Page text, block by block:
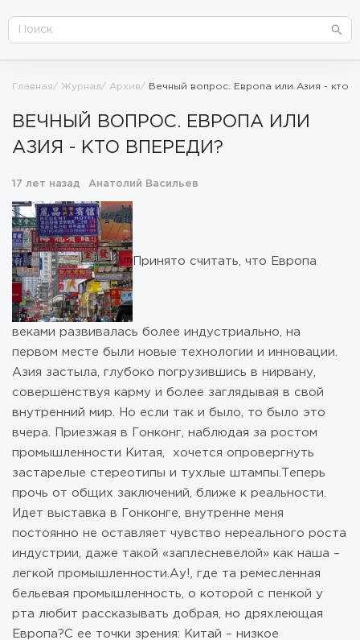
Главная Журнал Архив Вечный вопрос. Европа или Азия - кто
ВЕЧНЫЙ ВОПРОС. ЕВРОПА ИЛИ
АЗИЯ - КТО ВПЕРЕДИ?
17 лет назад Анатолий Васильев
Принято считать, что Европа
веками развивалась более индустриально, на
первом месте были новые технологии и инновации.
Азия застыла, глубоко погрузившись в нирвану,
совершенствуя карму и более заглядывая в свой
внутренний мир. Но если так и было, то было это
вчера. Приезжая в Гонконг, наблюдая за ростом
промышленности Китая, хочется опровергнуть
застарелые стереотипы и тухлые штампы.Теперь
прочь от общих заключений, ближе к реальности.
Идет выставка в Гонконге, внутренне меня
постоянно не оставляет чувство нереального роста
индустрии, даже такой «заплесневелой» как наша –
легкой промышленности.Ау!, где та ремесленная
бельевая промышленность, о которой с пенкой у
рта любит рассказывать добрая, но дряхлеющая
Европа?С ее точки зрения: Китай – низкое